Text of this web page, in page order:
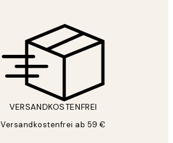
VERSANDKOSTENFREI
Versandkostenfrei ab 59 €